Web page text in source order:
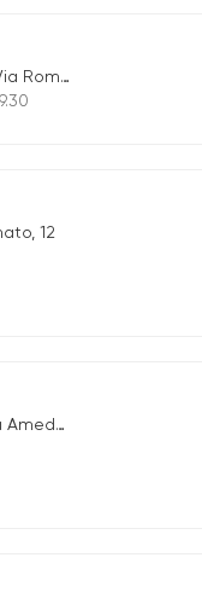
Roma, 37
12
D'aosta